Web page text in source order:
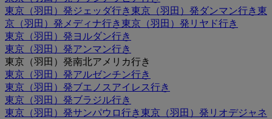
東京（羽田）発ジェッダ行き東京（羽田）発ダンマン行き東
京（羽田）発メディナ行き東京（羽田）発リヤド行き
東京（羽田）発ヨルダン行き
東京（羽田）発アンマン行き
東京（羽田）発南北アメリカ行き
東京（羽田）発アルゼンチン行き
東京（羽田）発ブエノスアイレス行き
東京（羽田）発ブラジル行き
東京（羽田）発サンパウロ行き東京（羽田）発リオデジャネ